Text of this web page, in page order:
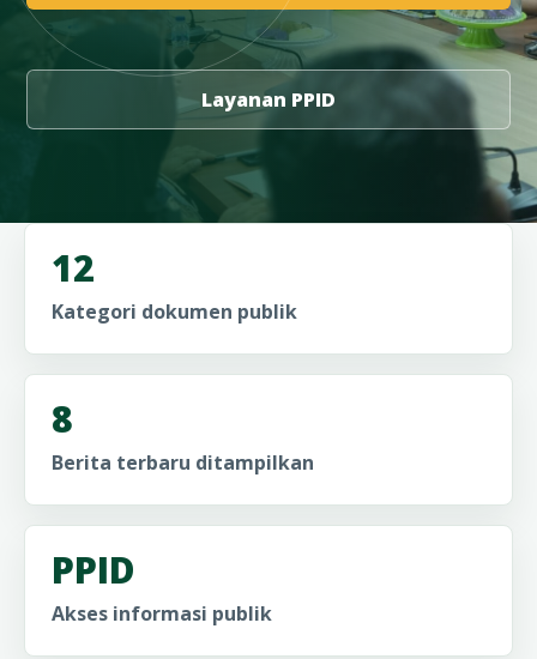
Layanan PPID
12
Kategori dokumen publik
8
Berita terbaru ditampilkan
PPID
Akses informasi publik